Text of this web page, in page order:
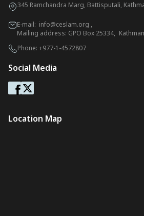
345 Ramchandra Marg, Battisputali,
E-mail: info@ceslam.org ,
Mailing address: GPO Box 25334,
Phone: +977-1-4572807
Social Media
Location Map